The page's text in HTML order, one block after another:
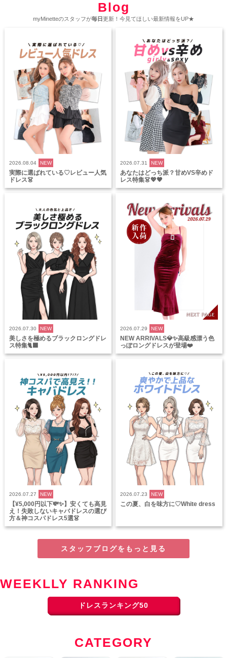
Blog
myMinetteのスタッフが毎日更新！今見てほしい最新情報をUP★
2026.08.04 NEW
実際に選ばれている♡レビュー人気
ドレス👗
2026.07.31 NEW
あなたはどっち派？甘めVS辛めド
レス特集👗💖🖤
2026.07.30 NEW
美しさを極めるブラックロングドレ
ス特集🐈‍⬛
2026.07.29 NEW
NEW ARRIVALS💎✨高級感漂う色
っぽロングドレスが登場❤️
2026.07.27 NEW
【¥5,000円以下💸✨】安くても高見
え！失敗しないキャバドレスの選び
方＆神コスパドレス5選👗
2026.07.23 NEW
この夏、白を味方に♡White dress
スタッフブログをもっと見る
WEEKLLY RANKING
ドレスランキング50
CATEGORY